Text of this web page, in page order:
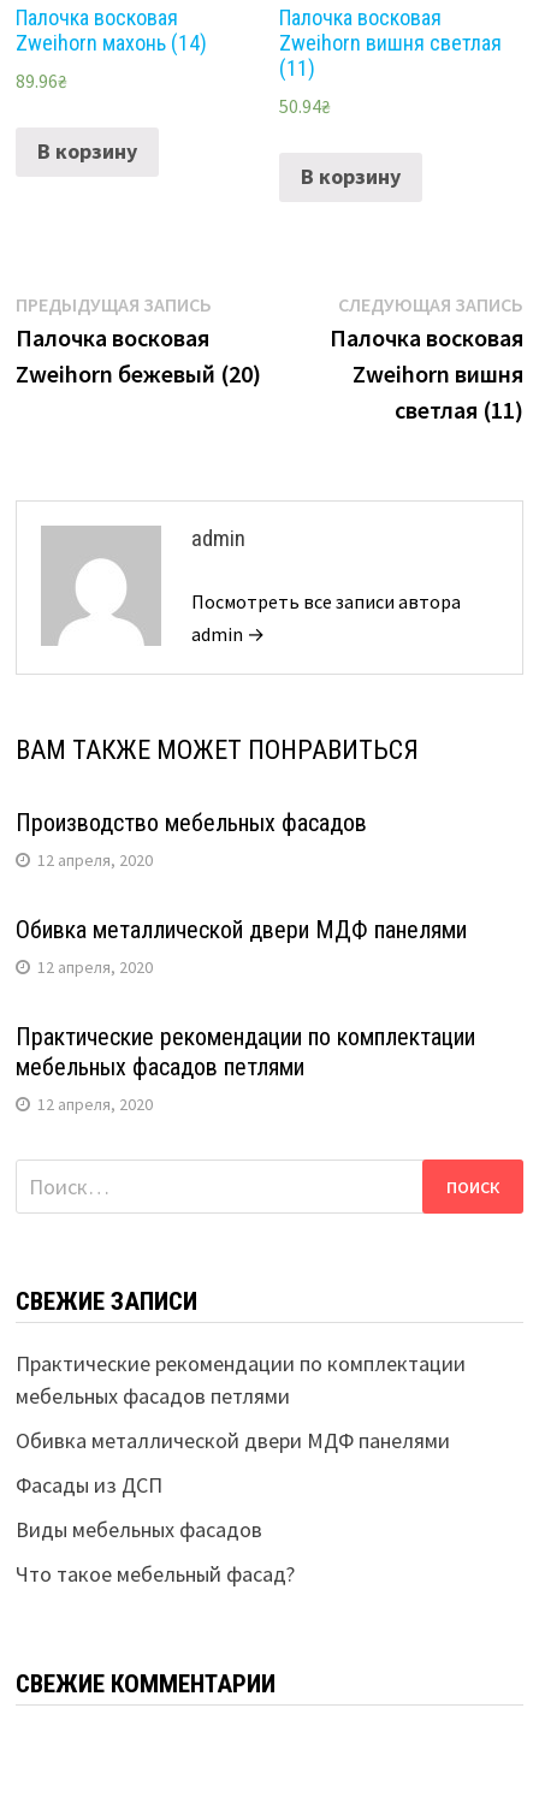
Палочка восковая
Zweihorn махонь (14)
89.96₴
В корзину
Палочка восковая
Zweihorn вишня светлая
(11)
50.94₴
В корзину
Навигация
по
ПРЕДЫДУЩАЯ ЗАПИСЬПредыдущая
Палочка восковая
Zweihorn бежевый (20)
СЛЕДУЮЩАЯ ЗАПИСЬ
Палочка восковая
Zweihorn вишня
светлая (11)
admin
Посмотреть все записи автора
admin →
ВАМ ТАКЖЕ МОЖЕТ ПОНРАВИТЬСЯ
Производство мебельных фасадов
12 апреля, 2020
Обивка металлической двери МДФ панелями
12 апреля, 2020
Практические рекомендации по комплектации
мебельных фасадов петлями
12 апреля, 2020
Найти:
СВЕЖИЕ ЗАПИСИ
Практические рекомендации по комплектации
мебельных фасадов петлями
Обивка металлической двери МДФ панелями
Фасады из ДСП
Виды мебельных фасадов
Что такое мебельный фасад?
СВЕЖИЕ КОММЕНТАРИИ